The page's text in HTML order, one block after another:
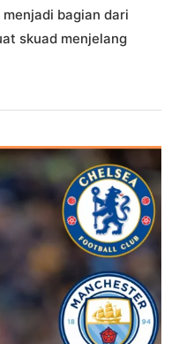
bagian dari
skuad menjelang